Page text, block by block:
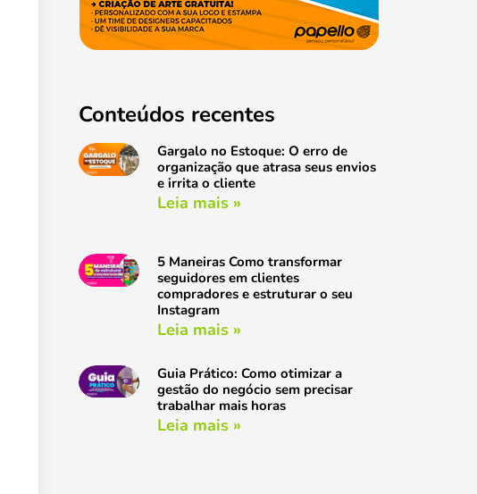
Conteúdos recentes
Gargalo no Estoque: O erro de
organização que atrasa seus envios
e irrita o cliente
Leia mais »
5 Maneiras Como transformar
seguidores em clientes
compradores e estruturar o seu
Instagram
Leia mais »
Guia Prático: Como otimizar a
gestão do negócio sem precisar
trabalhar mais horas
Leia mais »